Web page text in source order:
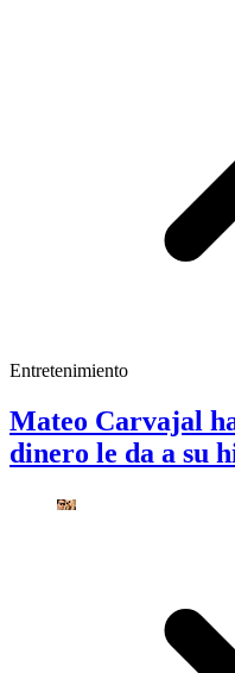
Entretenimiento
Mateo Carvajal
dinero le da a su